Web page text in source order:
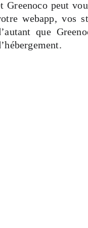
Greenoco peut
webapp, vos
que